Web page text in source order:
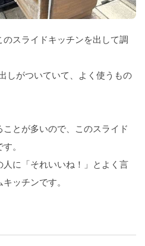
スライドキッチンを出して調
しがついていて、よく使うもの
とが多いので、このスライド
。
に「それいいね！」とよく言
ッチンです。